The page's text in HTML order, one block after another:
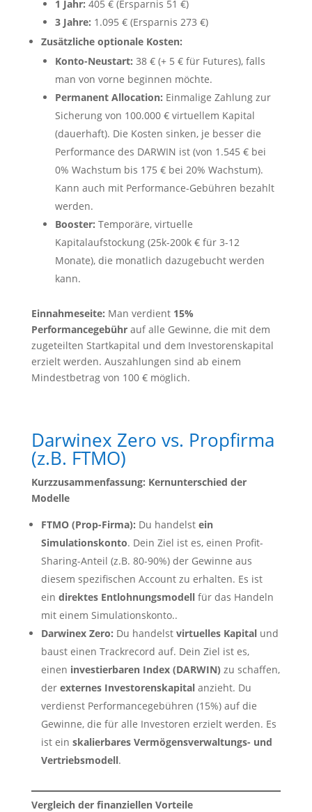
1 Jahr: 405 € (Ersparnis 51 €)
3 Jahre: 1.095 € (Ersparnis 273 €)
Zusätzliche optionale Kosten:
Konto-Neustart: 38 € (+ 5 € für Futures), falls
man von vorne beginnen möchte.
Permanent Allocation: Einmalige Zahlung zur
Sicherung von 100.000 € virtuellem Kapital
(dauerhaft). Die Kosten sinken, je besser die
Performance des DARWIN ist (von 1.545 € bei
0% Wachstum bis 175 € bei 20% Wachstum).
Kann auch mit Performance-Gebühren bezahlt
werden.
Booster: Temporäre, virtuelle
Kapitalaufstockung (25k-200k € für 3-12
Monate), die monatlich dazugebucht werden
kann.
Einnahmeseite: Man verdient 15%
Performancegebührauf alle Gewinne, die mit dem
zugeteilten Startkapital und dem Investorenskapital
erzielt werden. Auszahlungen sind ab einem
Mindestbetrag von 100 € möglich.
Darwinex Zero vs. Propfirma
(z.B. FTMO)
Kurzzusammenfassung: Kernunterschied der
Modelle
FTMO (Prop-Firma): Du handelst ein
Simulationskonto. Dein Ziel ist es, einen Profit-
Sharing-Anteil (z.B. 80-90%) der Gewinne aus
diesem spezifischen Account zu erhalten. Es ist
ein direktes Entlohnungsmodellfür das Handeln
mit einem Simulationskonto..
Darwinex Zero: Du handelst virtuelles Kapitalund
baust einen Trackrecord auf. Dein Ziel ist es,
einen investierbaren Index (DARWIN) zu schaffen,
der externes Investorenskapitalanzieht. Du
verdienst Performancegebühren (15%) auf die
Gewinne, die für alle Investoren erzielt werden. Es
ist ein skalierbares Vermögensverwaltungs- und
Vertriebsmodell.
Vergleich der finanziellen Vorteile